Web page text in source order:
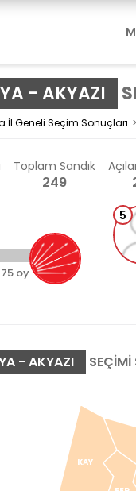
- AKYAZI
İl Geneli Seçim Sonuçları
Toplam Sandık
249
oy
5
- AKYAZI SEÇİMİ
KAY